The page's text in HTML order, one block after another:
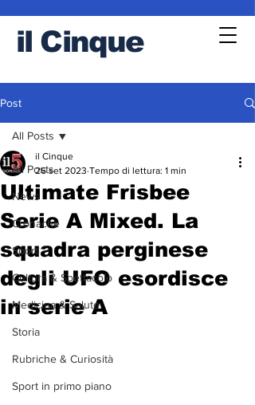
il Cinque
Post
All Posts
News
Cronache
Sport
Cultura & Spettacolo
Medicina & Salute
Storia
Rubriche & Curiosità
Sport in primo piano
All Posts
Ultimate Frisbee
Serie A Mixed. La
squadra perginese
degli UFO esordisce
in serie A
il Cinque
26 set 2023 Tempo di lettura: 1 min